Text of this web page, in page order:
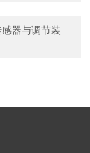
器与调节装